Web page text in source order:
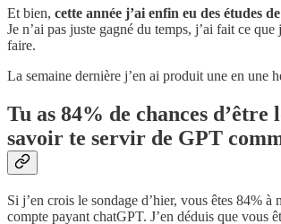
Et bien, cette année j’ai enfin eu des études
Je n’ai pas juste gagné du temps, j’ai fait ce que
faire.
La semaine dernière j’en ai produit une en une
Tu as 84% de chances d’être
savoir te servir de GPT
Si j’en crois le sondage d’hier, vous êtes 84% à
compte payant chatGPT. J’en déduis que vous